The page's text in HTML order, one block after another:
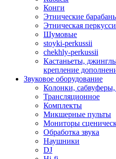
Конги
Этнические
Этническая
Шумовые
stoyki-perkussii
chekhly-perkussii
Кастаньеты,
крепление
Звуковое оборудование
Колонки,
Трансляционное
Комплекты
Микшерные пульты
Мониторы
Обработка звука
Наушники
DJ